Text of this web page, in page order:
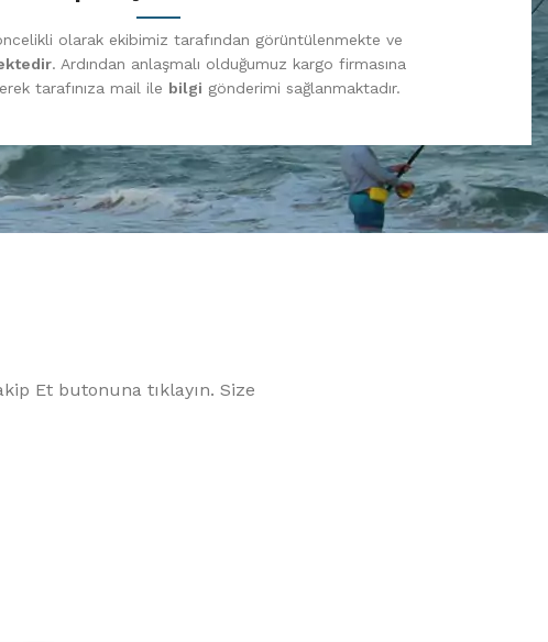
olarak ekibimiz tarafından görüntülenmekte ve
. Ardından anlaşmalı olduğumuz kargo firmasına
tarafınıza mail ile bilgi gönderimi sağlanmaktadır.
Et butonuna tıklayın. Size